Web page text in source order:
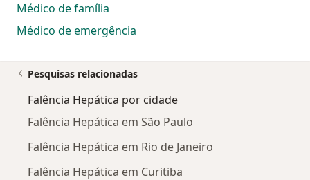
Médico de família
Médico de emergência
Pesquisas relacionadas
Falência Hepática por cidade
Falência Hepática em São Paulo
Falência Hepática em Rio de Janeiro
Falência Hepática em Curitiba